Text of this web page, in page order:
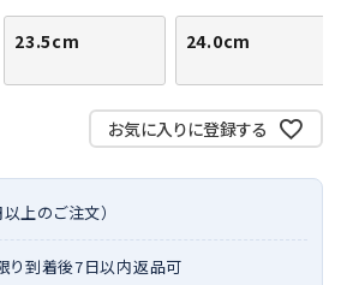
23.5cm 24.0cm
お気に入りに登録する
上のご注文）
り到着後7日以内返品可